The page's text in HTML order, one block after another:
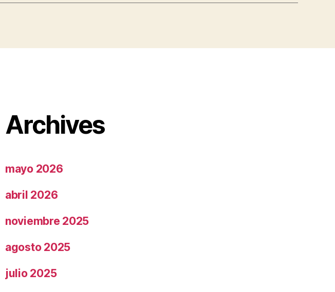
Archives
mayo 2026
abril 2026
noviembre 2025
agosto 2025
julio 2025